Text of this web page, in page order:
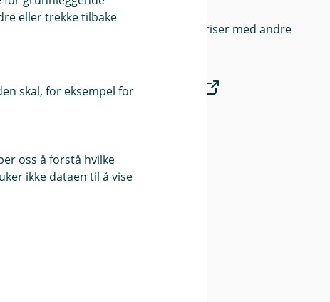
Sammenlign våre priser med andre
Finansportalen.no
eller trekke tilbake
skal, for eksempel for
oss å forstå hvilke
ikke dataen til å vise